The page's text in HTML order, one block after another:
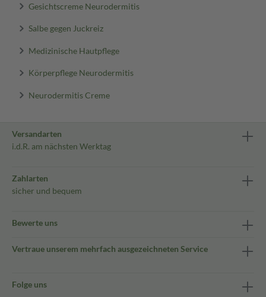
Gesichtscreme Neurodermitis
Salbe gegen Juckreiz
Medizinische Hautpflege
Körperpflege Neurodermitis
Neurodermitis Creme
Versandarten
i.d.R. am nächsten Werktag
Zahlarten
sicher und bequem
Bewerte uns
Vertraue unserem mehrfach ausgezeichneten Service
Folge uns